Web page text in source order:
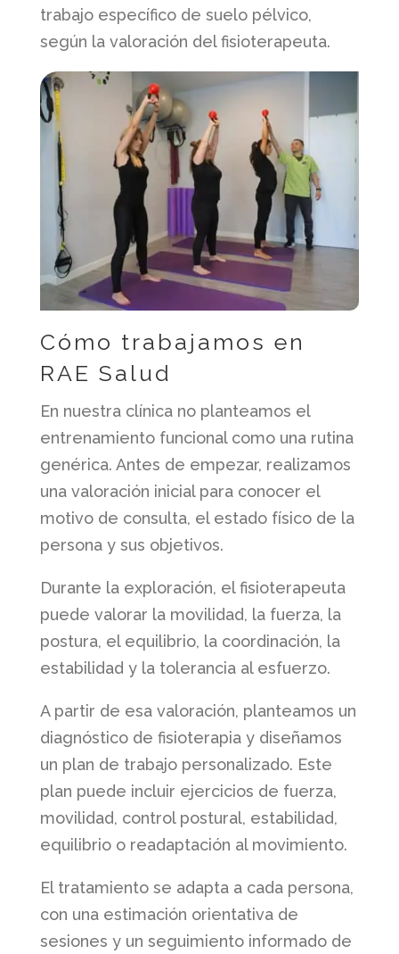
trabajo específico de suelo pélvico,
según la valoración del fisioterapeuta.
Cómo trabajamos en
RAE Salud
En nuestra clínica no planteamos el
entrenamiento funcional como una rutina
genérica. Antes de empezar, realizamos
una valoración inicial para conocer el
motivo de consulta, el estado físico de la
persona y sus objetivos.
Durante la exploración, el fisioterapeuta
puede valorar la movilidad, la fuerza, la
postura, el equilibrio, la coordinación, la
estabilidad y la tolerancia al esfuerzo.
A partir de esa valoración, planteamos un
diagnóstico de fisioterapia y diseñamos
un plan de trabajo personalizado. Este
plan puede incluir ejercicios de fuerza,
movilidad, control postural, estabilidad,
equilibrio o readaptación al movimiento.
El tratamiento se adapta a cada persona,
con una estimación orientativa de
sesiones y un seguimiento informado de